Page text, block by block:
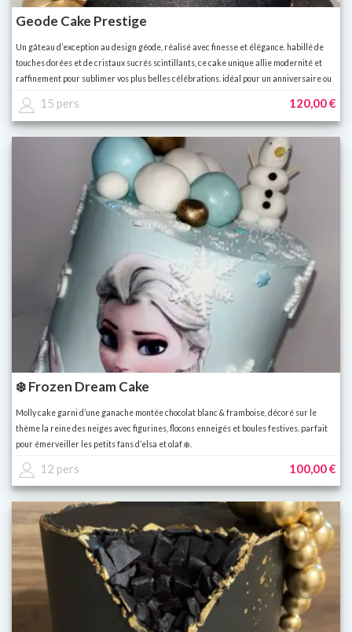
Geode Cake Prestige
Un gâteau d’exception au design géode, réalisé avec finesse et élégance. habillé de
touches dorées et de cristaux sucrés scintillants, ce cake unique allie modernité et
raffinement pour sublimer vos plus belles célébrations. idéal pour un anniversaire ou
15 pers 120,00 €
❄️ Frozen Dream Cake
Molly cake garni d’une ganache montée chocolat blanc & framboise, décoré sur le
thème la reine des neiges avec figurines, flocons enneigés et boules festives. parfait
pour émerveiller les petits fans d’elsa et olaf ❄️.
12 pers 100,00 €